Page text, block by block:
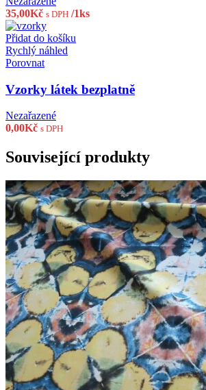
35,00Kč s DPH /1ks
Přidat do košíku
Rychlý náhled
Porovnat
Vzorky látek bezplatně
Nezařazené
0,00Kč s DPH
Související produkty